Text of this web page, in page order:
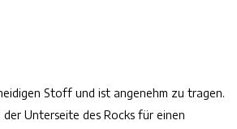
Stoff und ist angenehm zu tragen.
Unterseite des Rocks für einen